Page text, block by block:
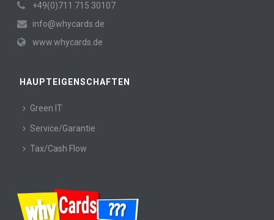
+49(0)711 715 30107
info@whycards.de
www.whycards.de
HAUPTEIGENSCHAFTEN
Green IT
Service/Garantie
Tax/Cash Flow